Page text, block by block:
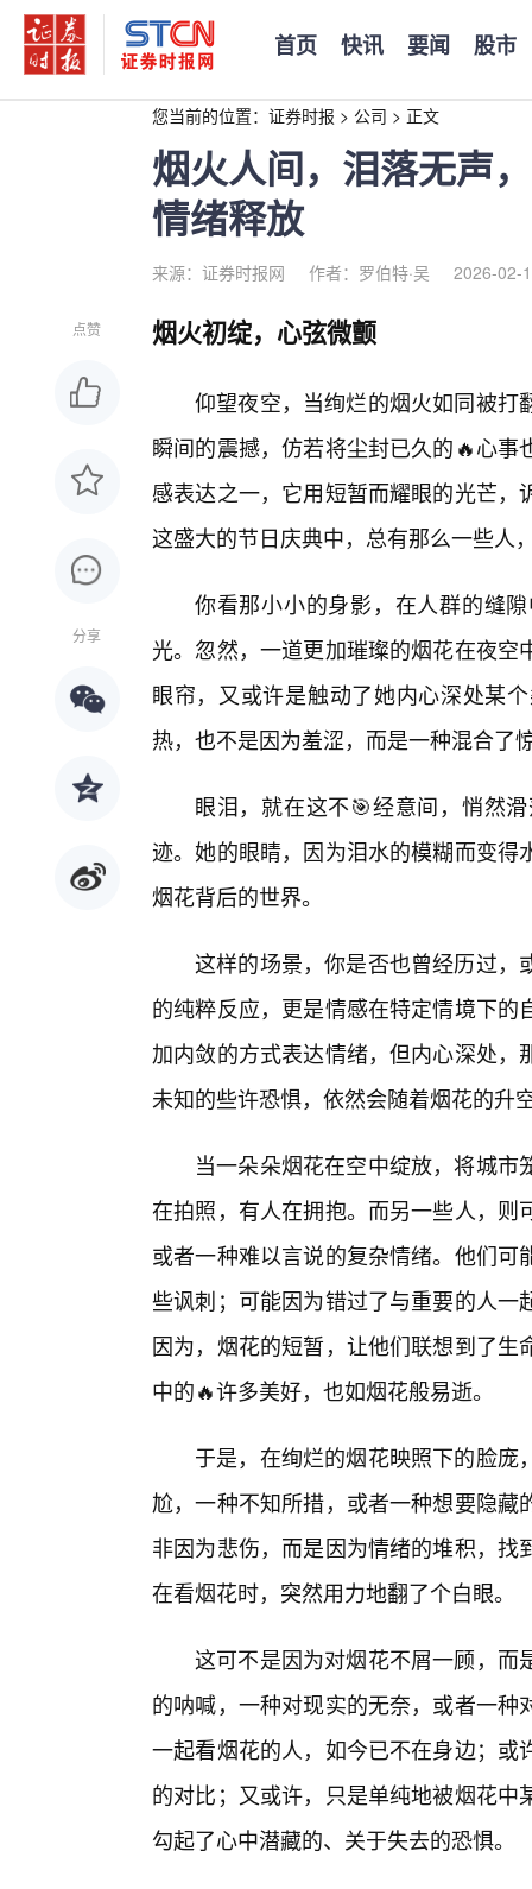
首页 快讯 要闻 股市
您当前的位置： 证券时报 > 公司 > 正文
烟火人间，泪落无声
情绪释放
来源：证券时报网 作者：罗伯特·吴 2026-02-
点赞
分享
烟火初绽，心弦微颤
仰望夜空，当绚烂的烟火如同被打
瞬间的震撼，仿若将尘封已久的🔥心
感表达之一，它用短暂而耀眼的光芒
这盛大的节日庆典中，总有那么一些人
你看那小小的身影，在人群的缝
光。忽然，一道更加璀璨的烟花在夜
眼帘，又或许是触动了她内心深处某
热，也不是因为羞涩，而是一种混合了
眼泪，就在这不🎯经意间，悄然
迹。她的眼睛，因为泪水的模糊而变
烟花背后的世界。
这样的场景，你是否也曾经历过，
的纯粹反应，更是情感在特定情境下
加内敛的方式表达情绪，但内心深处
未知的些许恐惧，依然会随着烟花的升
当一朵朵烟花在空中绽放，将城
在拍照，有人在拥抱。而另一些人，
或者一种难以言说的复杂情绪。他们
些讽刺；可能因为错过了与重要的人
因为，烟花的短暂，让他们联想到了
中的🔥许多美好，也如烟花般易逝。
于是，在绚烂的烟花映照下的脸
尬，一种不知所措，或者一种想要隐
非因为悲伤，而是因为情绪的堆积，
在看烟花时，突然用力地翻了个白眼。
这可不是因为对烟花不屑一顾，而
的呐喊，一种对现实的无奈，或者一
一起看烟花的人，如今已不在身边；
的对比；又或许，只是单纯地被烟花
勾起了心中潜藏的、关于失去的恐惧。